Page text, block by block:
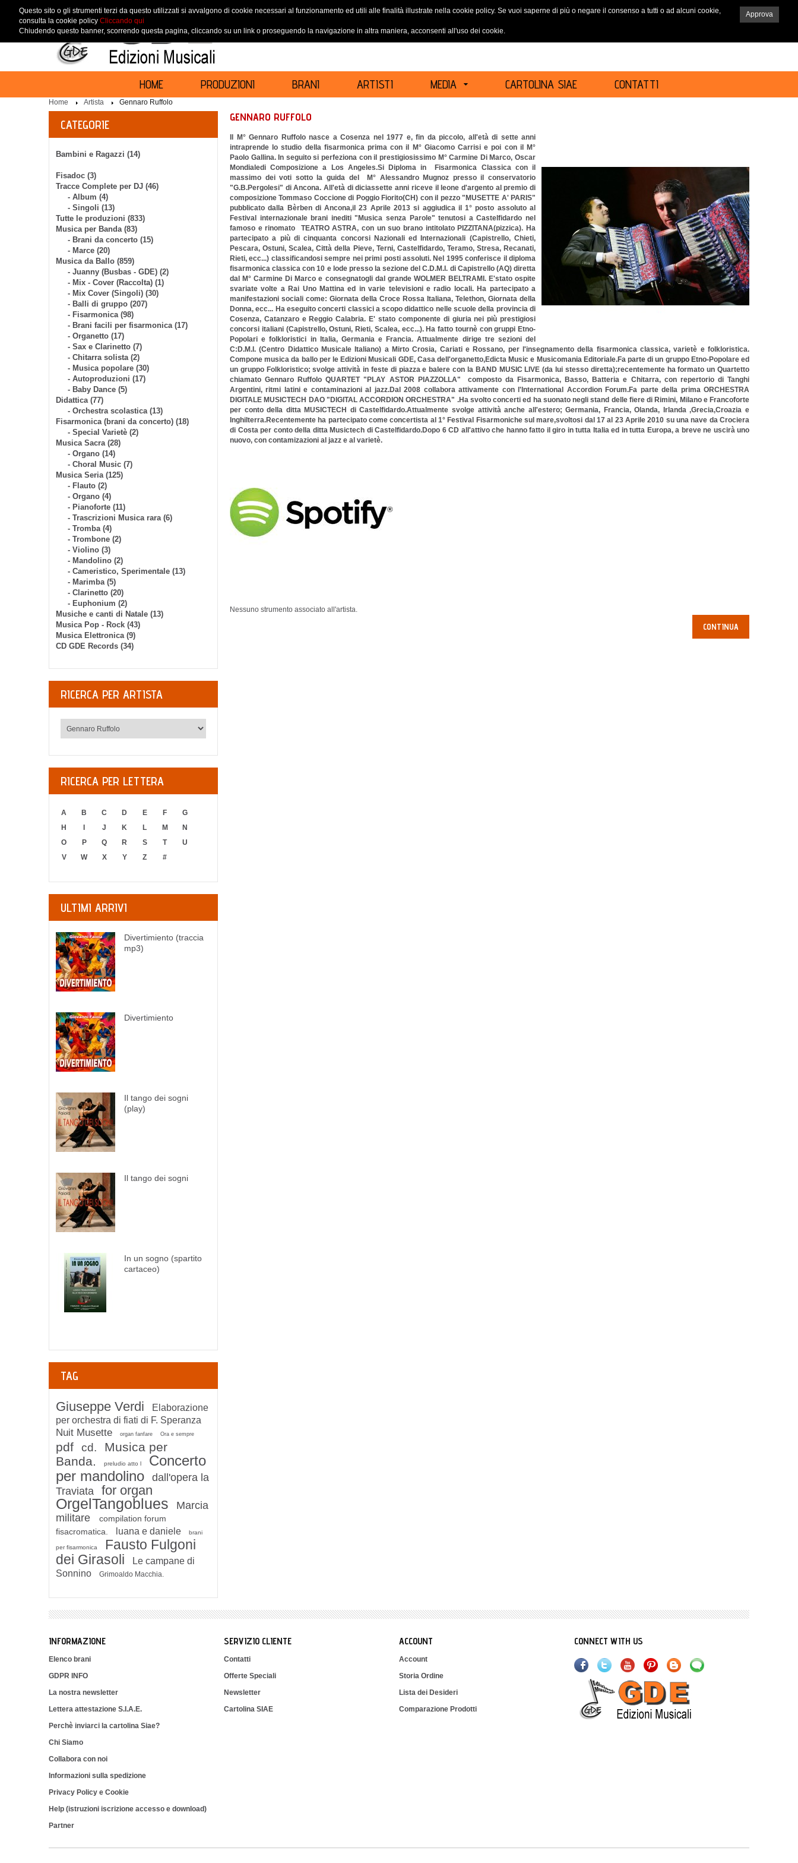
ACCEDI REGISTRATI
HOME PRODUZIONI BRANI ARTISTI MEDIA CARTOLINA SIAE CONTATTI
Home Artista Gennaro Ruffolo
CATEGORIE
Bambini e Ragazzi (14)
Fisadoc (3)
Tracce Complete per DJ (46)
- Album (4)
- Singoli (13)
Tutte le produzioni (833)
Musica per Banda (83)
- Brani da concerto (15)
- Marce (20)
Musica da Ballo (859)
- Juanny (Busbas - GDE) (2)
- Mix - Cover (Raccolta) (1)
- Mix Cover (Singoli) (30)
- Balli di gruppo (207)
- Fisarmonica (98)
- Brani facili per fisarmonica (17)
- Organetto (17)
- Sax e Clarinetto (7)
- Chitarra solista (2)
- Musica popolare (30)
- Autoproduzioni (17)
- Baby Dance (5)
Didattica (77)
- Orchestra scolastica (13)
Fisarmonica (brani da concerto) (18)
- Special Varietè (2)
Musica Sacra (28)
- Organo (14)
- Choral Music (7)
Musica Seria (125)
- Flauto (2)
- Organo (4)
- Pianoforte (11)
- Trascrizioni Musica rara (6)
- Tromba (4)
- Trombone (2)
- Violino (3)
- Mandolino (2)
- Cameristico, Sperimentale (13)
- Marimba (5)
- Clarinetto (20)
- Euphonium (2)
Musiche e canti di Natale (13)
Musica Pop - Rock (43)
Musica Elettronica (9)
CD GDE Records (34)
RICERCA PER ARTISTA
RICERCA PER LETTERA
A B C D E F
G
H
J K L M
N
O
P Q R S T
U
V
W X Y Z #
ULTIMI ARRIVI
Divertimiento (traccia
mp3)
Divertimiento
Il tango dei sogni
(play)
Il tango dei sogni
In un sogno (spartito
cartaceo)
TAG
Giuseppe Verdi
Elaborazione
per orchestra di fiati di F. Speranza
Nuit Musette organ fanfare Ora e sempre
pdf cd.
Musica per
Banda.
preludio atto l
Concerto
per mandolino
dall'opera la
Traviata
for organ
OrgelTangoblues
Marcia
militare
compilation forum
fisacromatica.
luana e daniele brani
per fisarmonica
Fausto Fulgoni
dei Girasoli
Le campane di
Sonnino
Grimoaldo Macchia.
GENNARO RUFFOLO
Il M° Gennaro Ruffolo nasce a Cosenza nel 1977 e, fin da piccolo, all'età di sette anni
intraprende lo studio della fisarmonica prima con il M° Giacomo Carrisi e poi con il M°
Paolo Gallina. In seguito si perfeziona con il prestigiosissimo M° Carmine Di Marco, Oscar
Mondialedi Composizione a Los Angeles.Si Diploma in Fisarmonica Classica con il
massimo dei voti sotto la guida del M° Alessandro Mugnoz presso il conservatorio
"G.B.Pergolesi" di Ancona. All'età di diciassette anni riceve il leone d'argento al premio di
composizione Tommaso Coccione di Poggio Fiorito(CH) con il pezzo "MUSETTE A' PARIS"
pubblicato dalla Bèrben di Ancona,il 23 Aprile 2013 si aggiudica il 1° posto assoluto al
Festival internazionale brani inediti "Musica senza Parole" tenutosi a Castelfidardo nel
famoso e rinomato TEATRO ASTRA, con un suo brano intitolato PIZZITANA(pizzica). Ha
partecipato a più di cinquanta concorsi Nazionali ed Internazionali (Capistrello, Chieti,
Pescara, Ostuni, Scalea, Città della Pieve, Terni, Castelfidardo, Teramo, Stresa, Recanati,
Rieti, ecc...) classificandosi sempre nei primi posti assoluti. Nel 1995 conferisce il diploma
fisarmonica classica con 10 e lode presso la sezione del C.D.M.I. di Capistrello (AQ) diretta
dal M° Carmine Di Marco e consegnatogli dal grande WOLMER BELTRAMI. E'stato ospite
svariate volte a Rai Uno Mattina ed in varie televisioni e radio locali. Ha partecipato a
manifestazioni sociali come: Giornata della Croce Rossa Italiana, Telethon, Giornata della
Donna, ecc... Ha eseguito concerti classici a scopo didattico nelle scuole della provincia di
Cosenza, Catanzaro e Reggio Calabria. E' stato componente di giuria nei più prestigiosi
concorsi italiani (Capistrello, Ostuni, Rieti, Scalea, ecc...). Ha fatto tournè con gruppi Etno-
Popolari e folkloristici in Italia, Germania e Francia. Attualmente dirige tre sezioni del
C:D.M.I. (Centro Didattico Musicale Italiano) a Mirto Crosia, Cariati e Rossano, per l'insegnamento della fisarmonica classica, varietè e folkloristica.
Compone musica da ballo per le Edizioni Musicali GDE, Casa dell'organetto,Edicta Music e Musicomania Editoriale.Fa parte di un gruppo Etno-Popolare ed
un gruppo Folkloristico; svolge attività in feste di piazza e balere con la BAND MUSIC LIVE (da lui stesso diretta);recentemente ha formato un Quartetto
chiamato Gennaro Ruffolo QUARTET "PLAY ASTOR PIAZZOLLA" composto da Fisarmonica, Basso, Batteria e Chitarra, con repertorio di Tanghi
Argentini, ritmi latini e contaminazioni al jazz.Dal 2008 collabora attivamente con l'International Accordion Forum.Fa parte della prima ORCHESTRA
DIGITALE MUSICTECH DAO "DIGITAL ACCORDION ORCHESTRA" .Ha svolto concerti ed ha suonato negli stand delle fiere di Rimini, Milano e Francoforte
per conto della ditta MUSICTECH di Castelfidardo.Attualmente svolge attività anche all'estero; Germania, Francia, Olanda, Irlanda ,Grecia,Croazia e
Inghilterra.Recentemente ha partecipato come concertista al 1° Festival Fisarmoniche sul mare,svoltosi dal 17 al 23 Aprile 2010 su una nave da Crociera
di Costa per conto della ditta Musictech di Castelfidardo.Dopo 6 CD all'attivo che hanno fatto il giro in tutta Italia ed in tutta Europa, a breve ne uscirà uno
nuovo, con contamizazioni al jazz e al varietè.
Nessuno strumento associato all'artista.
CONTINUA
INFORMAZIONE
Elenco brani
GDPR INFO
La nostra newsletter
Lettera attestazione S.I.A.E.
Perchè inviarci la cartolina Siae?
Chi Siamo
Collabora con noi
Informazioni sulla spedizione
Privacy Policy e Cookie
Help (istruzioni iscrizione accesso e download)
Partner
SERVIZIO CLIENTE
Contatti
Offerte Speciali
Newsletter
Cartolina SIAE
ACCOUNT
Account
Storia Ordine
Lista dei Desideri
Comparazione Prodotti
CONNECT WITH US
Approva
Questo sito o gli strumenti terzi da questo utilizzati si avvalgono di cookie necessari al funzionamento ed utili alle finalità illustrate nella cookie policy. Se vuoi saperne di più o negare il consenso a tutti o ad alcuni cookie,
consulta la cookie policy Cliccando qui
Chiudendo questo banner, scorrendo questa pagina, cliccando su un link o proseguendo la navigazione in altra maniera, acconsenti all'uso dei cookie.